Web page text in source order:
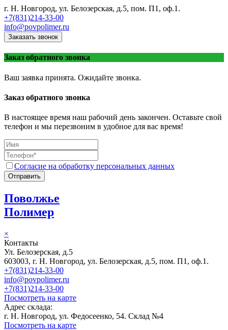
г. Н. Новгород, ул. Белозерская, д.5, пом. П1, оф.1.
+7(831)214-33-00
info@povpolimer.ru
Заказать звонок
Заказ обратного звонка
Ваш заявка принята. Ожидайте звонка.
Заказ обратного звонка
В настоящее время наш рабочий день закончен. Оставьте свой
телефон и мы перезвоним в удобное для вас время!
Согласие на обработку персональных данных
Отправить
Поволжье
Полимер
×
Контакты
Ул. Белозерская, д.5
603003, г. Н. Новгород, ул. Белозерская, д.5, пом. П1, оф.1.
+7(831)214-33-00
info@povpolimer.ru
+7(831)214-33-00
Посмотреть на карте
Адрес склада:
г. Н. Новгород, ул. Федосеенко, 54. Склад №4
Посмотреть на карте